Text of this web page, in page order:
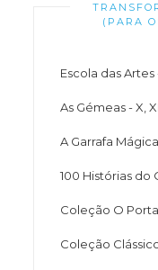
(PARA
Escola das Artes
As Gémeas - X,
A Garrafa Mágica
100 Histórias do
Coleção O
Coleção